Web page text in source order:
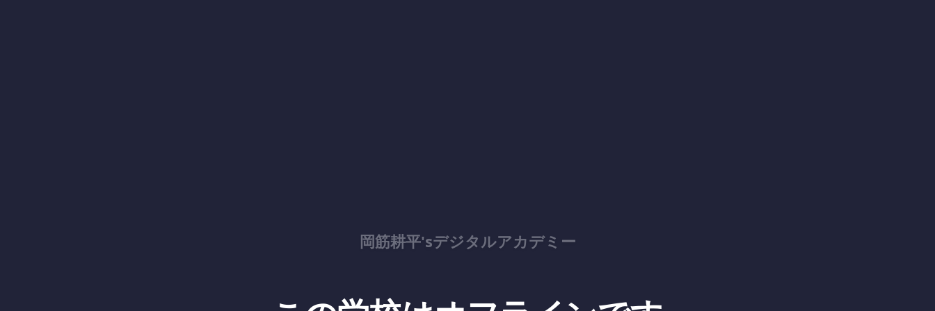
岡筋耕平'sデジタルアカデミー